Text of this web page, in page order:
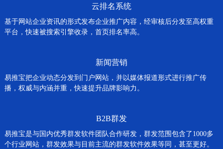
云排名系统
基于网站企业资讯的形式发布企业推广内容，经审核后分发至高权重
平台，快速被搜索引擎收录，首页排名率高。
新闻营销
易推宝把企业动态分发到门户网站，并以媒体报道形式进行推广传
播，权威与内涵并重，快速提升品牌影响力。
B2B群发
易推宝是与国内优秀群发软件团队合作研发，群发范围包含了1000多
个行业网站，群发效果与目前主流的群发软件效果等同，甚至更好。